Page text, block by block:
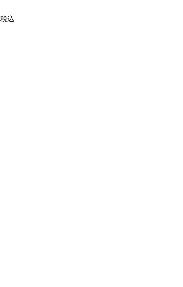
税込